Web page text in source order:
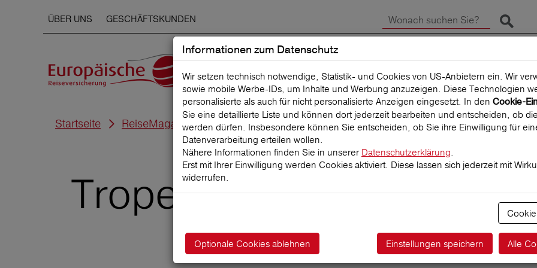
ÜBER UNS GESCHÄFTSKUNDEN
Suche
SCHADEN MELDEN
Startseite ReiseMagazin
Tropenkrankheiten: So
sich auf
Informationen zum Datenschutz
Wir setzen technisch notwendige, Statistik- und Cookies von US-Anbietern ein. Wir
sowie mobile Werbe‑IDs, um Inhalte und Werbung anzuzeigen. Diese Technologien
personalisierte als auch für nicht personalisierte Anzeigen eingesetzt. In den Cookie-
Sie eine detaillierte Liste und können dort jederzeit bearbeiten und entscheiden, ob
werden dürfen. Insbesondere können Sie entscheiden, ob Sie ihre Einwilligung für
Datenverarbeitung erteilen wollen.
Nähere Informationen finden Sie in unserer Datenschutzerklärung.
Erst mit Ihrer Einwilligung werden Cookies aktiviert. Diese lassen sich jederzeit mit
widerrufen.
Alle
Optionale Cookies ablehnen Einstellungen speichern